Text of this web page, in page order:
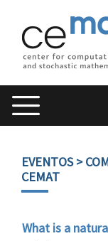
EVENTOS>
CEMAT
What is a